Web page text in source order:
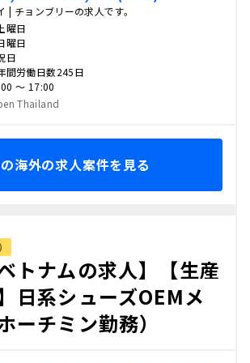
| チョンブリーの求人です。
曜日
曜日
日
間労働日数245日
〜 17:00
Thailand
海外の求人案件を見る
トナムの求人】【生産
日系シューズOEMメ
ーチミン勤務）